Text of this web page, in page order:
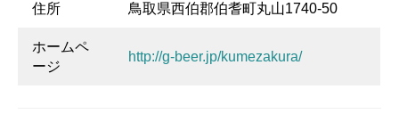
住所 鳥取県西伯郡伯耆町丸山1740-50
ホームペ
ージ
http://g-beer.jp/kumezakura/